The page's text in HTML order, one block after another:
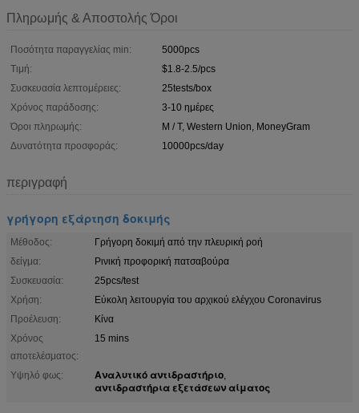
Πληρωμής & Αποστολής Όροι
Ποσότητα παραγγελίας min:
5000pcs
Τιμή:
$1.8-2.5/pcs
Συσκευασία λεπτομέρειες:
25tests/box
Χρόνος παράδοσης:
3-10 ημέρες
Όροι πληρωμής:
Μ / Τ, Western Union, MoneyGram
Δυνατότητα προσφοράς:
10000pcs/day
περιγραφή
γρήγορη εξάρτηση δοκιμής
Μέθοδος:
Γρήγορη δοκιμή από την πλευρική ροή
δείγμα:
Ρινική προφορική πατσαβούρα
Συσκευασία:
25pcs/test
Χρήση:
Εύκολη λειτουργία του αρχικού ελέγχου Coronavirus
Προέλευση:
Κίνα
Χρόνος
αποτελέσματος:
15 mins
Υψηλό φως: Αναλυτικό αντιδραστήριο,
αντιδραστήρια εξετάσεων αίματος